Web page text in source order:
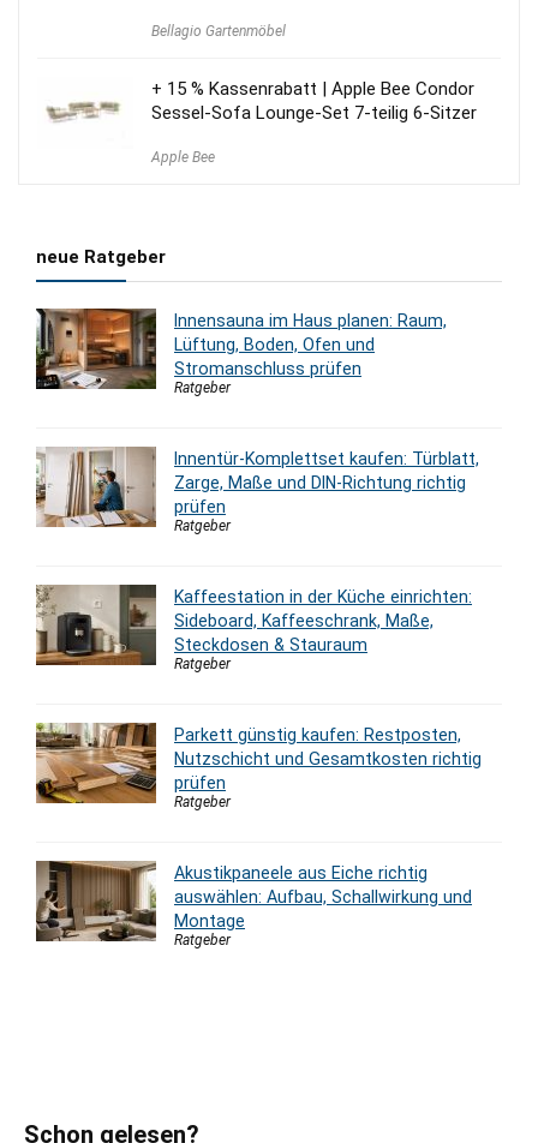
Bellagio Gartenmöbel
+ 15 % Kassenrabatt | Apple Bee Condor
Sessel-Sofa Lounge-Set 7-teilig 6-Sitzer
Apple Bee
neue Ratgeber
Innensauna im Haus planen: Raum,
Lüftung, Boden, Ofen und
Stromanschluss prüfen
Ratgeber
Innentür-Komplettset kaufen: Türblatt,
Zarge, Maße und DIN-Richtung richtig
prüfen
Ratgeber
Kaffeestation in der Küche einrichten:
Sideboard, Kaffeeschrank, Maße,
Steckdosen & Stauraum
Ratgeber
Parkett günstig kaufen: Restposten,
Nutzschicht und Gesamtkosten richtig
prüfen
Ratgeber
Akustikpaneele aus Eiche richtig
auswählen: Aufbau, Schallwirkung und
Montage
Ratgeber
Schon gelesen?